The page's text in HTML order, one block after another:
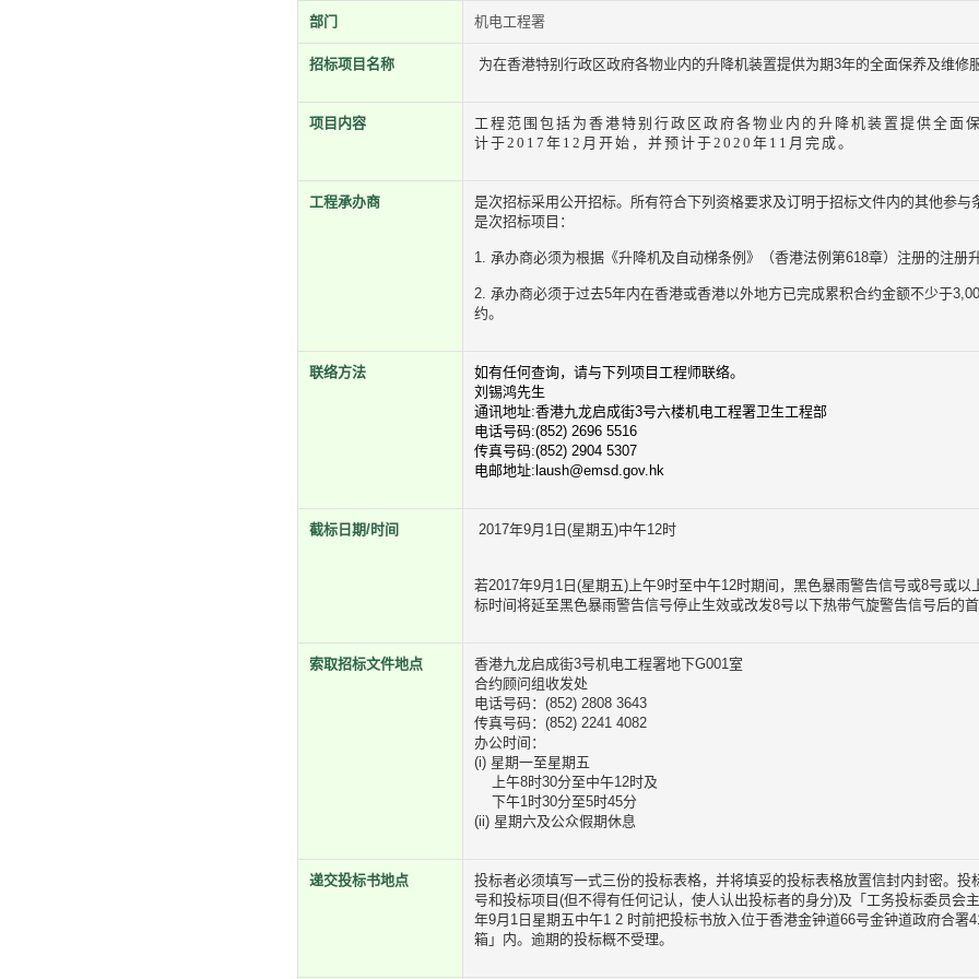
部门 机电工程署
招标项目名称 为在香港特别行政区政府各物业内的升降机装置提供为期3年的全面保养及维修
项目内容
工程范围包括为香港特别行政区政府各物业内的升降机装置提供全面
计于2017年12月开始，并预计于2020年11月完成。
工程承办商
是次招标采用公开招标。所有符合下列资格要求及订明于招标文件内的其他参与
是次招标项目：
1. 承办商必须为根据《升降机及自动梯条例》（香港法例第618章）注册的注册
2. 承办商必须于过去5年内在香港或香港以外地方已完成累积合约金额不少于
约。
联络方法
如有任何查询，请与下列项目工程师联络。
刘锡鸿先生
通讯地址:香港九龙启成街3号六楼机电工程署卫生工程部
电话号码:(852) 2696 5516
传真号码:(852) 2904 5307
电邮地址:laush@emsd.gov.hk
截标日期/时间 2017年9月1日(星期五)中午12时
若2017年9月1日(星期五)上午9时至中午12时期间，黑色暴雨警告信号或8号或以
标时间将延至黑色暴雨警告信号停止生效或改发8号以下热带气旋警告信号后的
索取招标文件地点
香港九龙启成街3号机电工程署地下G001室
合约顾问组收发处
电话号码：(852) 2808 3643
传真号码：(852) 2241 4082
办公时间：
(i) 星期一至星期五
上午8时30分至中午12时及
下午1时30分至5时45分
(ii) 星期六及公众假期休息
递交投标书地点
投标者必须填写一式三份的投标表格，并将填妥的投标表格放置信封内封密。投
号和投标项目(但不得有任何记认，使人认出投标者的身分)及「工务投标委员会
年9月1日星期五中午1 2 时前把投标书放入位于香港金钟道66号金钟道政府合署
箱」内。逾期的投标概不受理。